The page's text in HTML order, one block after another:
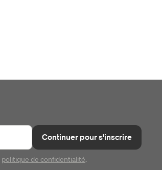
Continuer pour s'inscrire
politique de confidentialité.